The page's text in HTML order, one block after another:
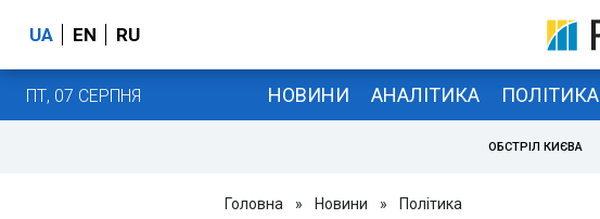
UA EN RU
ПТ, 07 СЕРПНЯ НОВИНИ АНАЛІТИКА ПОЛІТИКА
ОБСТРІЛ КИЄВА
Головна » Новини » Політика